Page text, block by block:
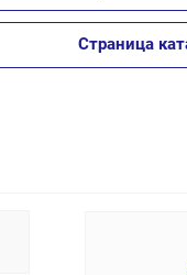
Страница